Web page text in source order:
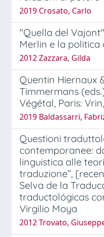
2019 Crosato, Carlo
"Quella del
Merlin e la politica
2012 Zazzara, Gilda
Quentin Hiernaux
Timmermans
Végétal, Paris:
2019 Baldassarri,
Questioni
contemporanee:
linguistica alle
traduzione”,
Selva de la
traductológicas
Virgilio Moya
2012 Trovato,